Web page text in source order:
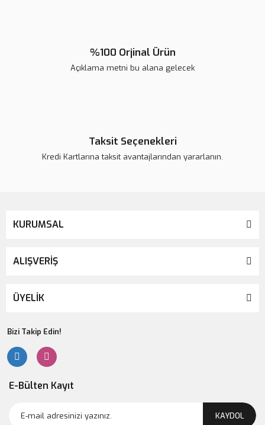
%100 Orjinal Ürün
Açıklama metni bu alana gelecek
Taksit Seçenekleri
Kredi Kartlarına taksit avantajlarından yararlanın.
KURUMSAL
ALIŞVERİŞ
ÜYELİK
Bizi Takip Edin!
E-Bülten Kayıt
KAYDOL